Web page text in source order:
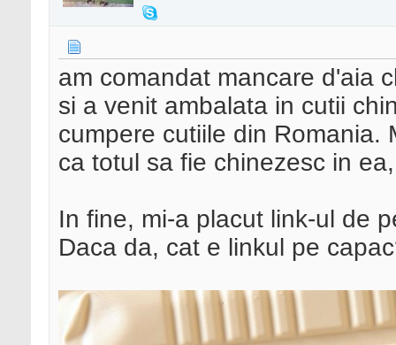
am comandat mancare d'aia
si a venit ambalata in cutii
cumpere cutiile din Romania.
ca totul sa fie chinezesc in
In fine, mi-a placut link-ul de
Daca da, cat e linkul pe